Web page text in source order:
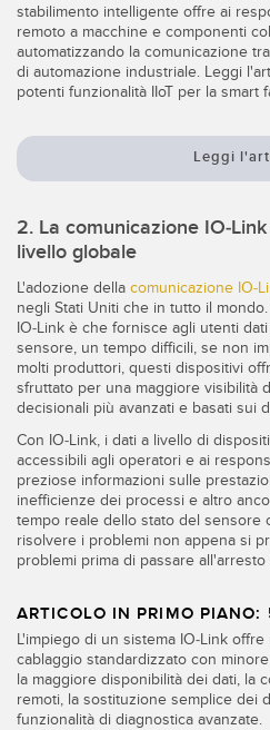
TECNOLOGIA
Sensori con IO-Link
stabilimento intelligente offre ai
remoto a macchine e componenti
automatizzando la comunicazione
di automazione industriale. Leggi
potenti funzionalità IIoT per la smart
Leggi
2. La comunicazione IO-
livello globale
L'adozione della comunicazione IO-
negli Stati Uniti che in tutto il
IO-Link è che fornisce agli utenti
sensore, un tempo difficili, se non
molti produttori, questi dispositivi
sfruttato per una maggiore visibilità
decisionali più avanzati e basati sui
Con IO-Link, i dati a livello di
accessibili agli operatori e ai
preziose informazioni sulle
inefficienze dei processi e altro
tempo reale dello stato del sensore
risolvere i problemi non appena si
problemi prima di passare all'arresto
ARTICOLO IN PRIMO
L'impiego di un sistema IO-Link
cablaggio standardizzato con
la maggiore disponibilità dei dati, la
remoti, la sostituzione semplice dei
funzionalità di diagnostica avanzate.